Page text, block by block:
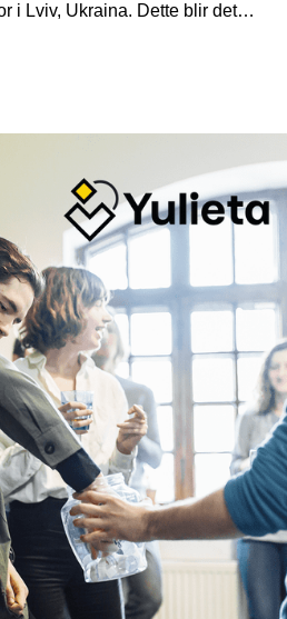
i Lviv, Ukraina. Dette blir det